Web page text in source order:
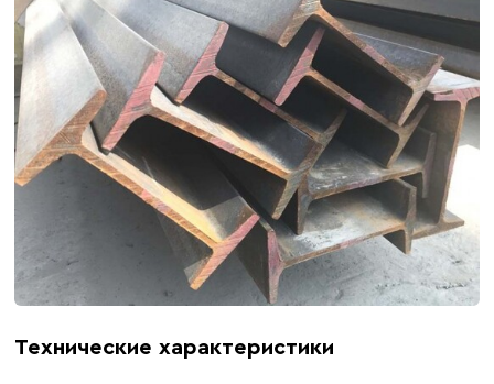
Технические характеристики